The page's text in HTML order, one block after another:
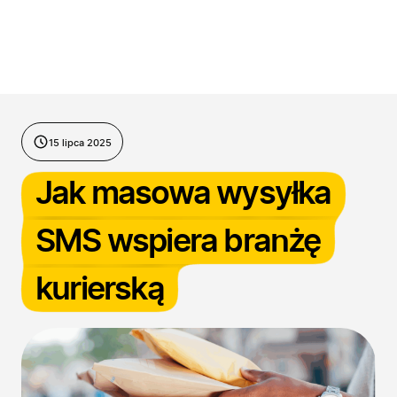
15 lipca 2025
Jak masowa wysyłka
SMS wspiera branżę
kurierską